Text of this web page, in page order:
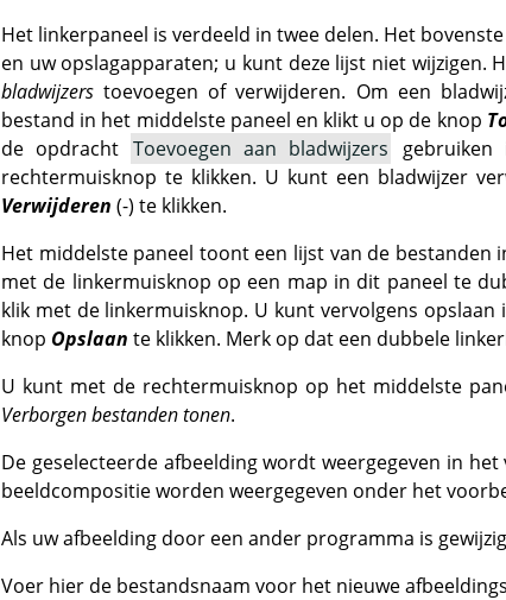
Het linkerpaneel is verdeeld in twee delen. Het
en uw opslagapparaten; u kunt deze lijst niet wijzigen.
bladwijzers toevoegen of verwijderen. Om een
bestand in het middelste paneel en klikt u op de knop
de opdracht Toevoegen aan bladwijzers
rechtermuisknop te klikken. U kunt een bladwijzer
Verwijderen (-) te klikken.
Het middelste paneel toont een lijst van de
met de linkermuisknop op een map in dit paneel te
klik met de linkermuisknop. U kunt vervolgens
knop Opslaan te klikken. Merk op dat een dubbele
U kunt met de rechtermuisknop op het middelste
Verborgen bestanden tonen.
De geselecteerde afbeelding wordt weergegeven in het
beeldcompositie worden weergegeven onder het
Als uw afbeelding door een ander programma is
Voer hier de bestandsnaam voor het nieuwe